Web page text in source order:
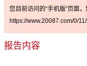
您目前访问的“手机版”页面，
https://www.20087.com/0/
报告内容